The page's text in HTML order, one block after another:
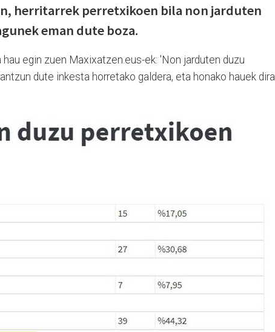
herritarrek perretxikoen bila non jarduten
eman dute boza.
egin zuen Maxixatzen.eus-ek: 'Non jarduten duzu
dute inkesta horretako galdera, eta honako hauek dira